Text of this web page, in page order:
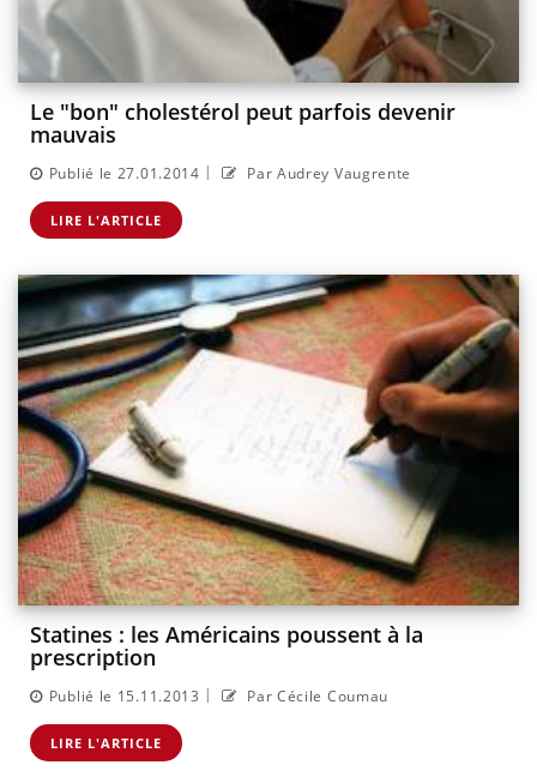
Le "bon" cholestérol peut parfois devenir
mauvais
Publié le 27.01.2014 | Par Audrey Vaugrente
LIRE L'ARTICLE
Statines : les Américains poussent à la
prescription
Publié le 15.11.2013 | Par Cécile Coumau
LIRE L'ARTICLE